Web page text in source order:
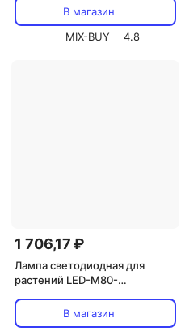
В магазин
MIX-BUY
4.8
1 706,17 ₽
Лампа светодиодная для
растений LED-M80-
IP54, цена за 1 шт
В магазин